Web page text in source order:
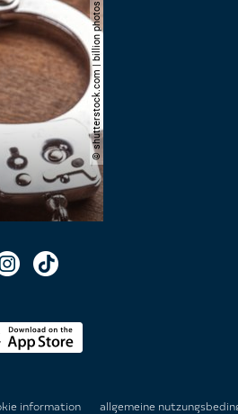
© shutterstock.com | billion photos
information allgemeine